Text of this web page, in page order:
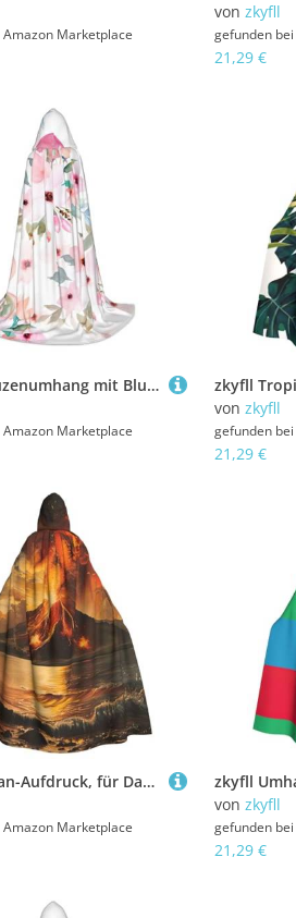
Amazon Marketplace
von zkyfll
gefunden bei
21,29 €
zkyfll Kapuzenumhang mit Blumenmuster und Flamingo-Druck, klein, Halloween-Kostüm, Halloween, Cosplay, Hexe, Robe Cape
Amazon Marketplace
von zkyfll
gefunden bei
21,29 €
zkyfll Vulkan-Aufdruck, für Damen und Herren, Erwachsenenlänge, Kapuzenumhang mit Kapuze, Halloween-Cosplay-Kostüme
Amazon Marketplace
von zkyfll
gefunden bei
21,29 €